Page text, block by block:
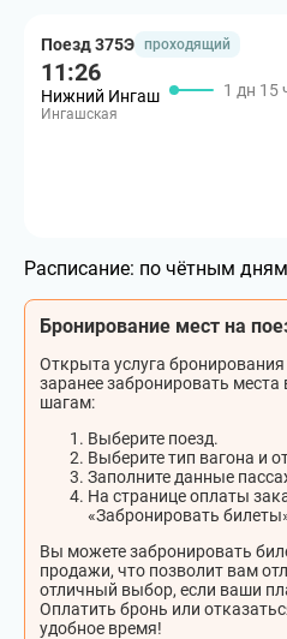
Поезд 375Э проходящий
11:26
Нижний Ингаш
Ингашская
1 дн 15
Расписание: по чётным дням
Бронирование мест на
Открыта услуга
заранее забронировать места
шагам:
Выберите поезд.
Выберите тип вагона и
Заполните данные
На странице оплаты
«Забронировать
Вы можете забронировать
продажи, что позволит вам
отличный выбор, если ваши
Оплатить бронь или
удобное время!